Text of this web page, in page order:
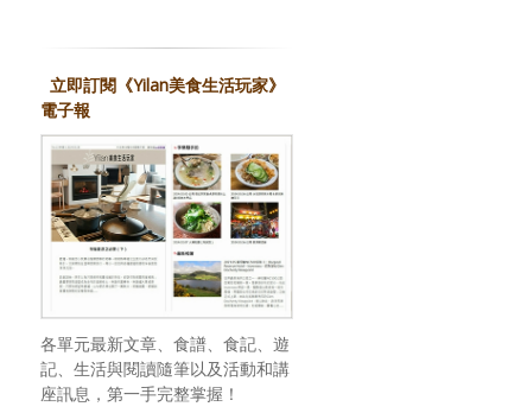
立即訂閱《Yilan美食生活玩家》
電子報
各單元最新文章、食譜、食記、遊
記、生活與閱讀隨筆以及活動和講
座訊息，第一手完整掌握！